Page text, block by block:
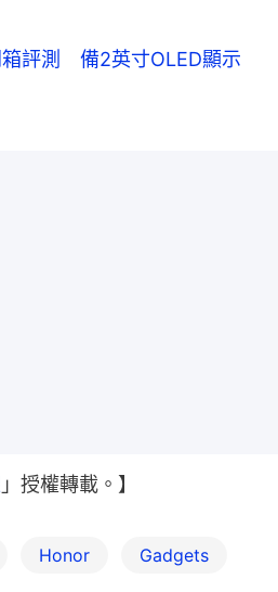
評測 備2英寸OLED顯示
」授權轉載。】
Honor Gadgets